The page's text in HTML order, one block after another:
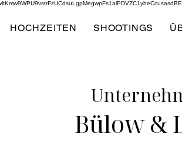
HOCHZEITEN SHOOTINGS
Bülow &